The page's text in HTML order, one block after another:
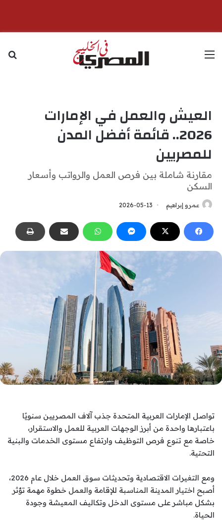
القائمة
العيش والعمل في الإمارات
2026.. قائمة أفضل المدن
للمصريين
مقارنة شاملة بين فرص العمل والرواتب وأسعار
السكن
عمرو إبراهيم 2026-05-13
تواصل الإمارات العربية المتحدة جذب آلاف المصريين سنويًا
باعتبارها واحدة من أبرز الوجهات العربية للعمل والاستقرار،
خاصة مع تنوع فرص التوظيف وارتفاع مستوى الخدمات والبنية
التحتية.
ومع التغيرات الاقتصادية وتحديثات سوق العمل خلال عام 2026،
أصبح اختيار المدينة المناسبة للإقامة والعمل خطوة مهمة تؤثر
بشكل مباشر على مستوى الدخل وتكاليف المعيشة وجودة
الحياة.